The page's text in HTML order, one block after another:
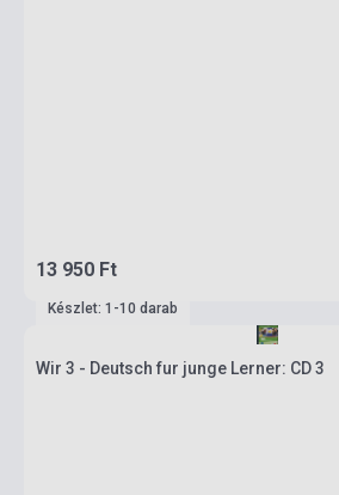
13 950 Ft
Készlet: 1-10 darab
Wir 3 - Deutsch fur junge Lerner: CD 3